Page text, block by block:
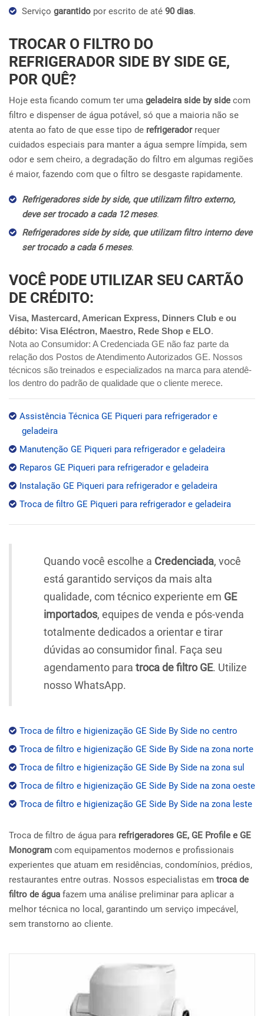
Serviço garantido por escrito de até 90 dias.
TROCAR O FILTRO DO
REFRIGERADOR SIDE BY SIDE GE,
POR QUÊ?
Hoje esta ficando comum ter uma geladeira side by side com
filtro e dispenser de água potável, só que a maioria não se
atenta ao fato de que esse tipo de refrigeradorrequer
cuidados especiais para manter a água sempre límpida, sem
odor e sem cheiro, a degradação do filtro em algumas regiões
é maior, fazendo com que o filtro se desgaste rapidamente.
Refrigeradores side by side, que utilizam filtro externo,
deve ser trocado a cada 12 meses.
Refrigeradores side by side, que utilizam filtro interno deve
ser trocado a cada 6 meses.
VOCÊ PODE UTILIZAR SEU CARTÃO
DE CRÉDITO:
Visa, Mastercard, American Express, Dinners Club e ou
débito: Visa Eléctron, Maestro, Rede Shop e ELO.
Nota ao Consumidor: A Credenciada GE não faz parte da
relação dos Postos de Atendimento Autorizados GE. Nossos
técnicos são treinados e especializados na marca para atendê-
los dentro do padrão de qualidade que o cliente merece.
Assistência Técnica GE Piqueri para refrigerador e
geladeira
Manutenção GE Piqueri para refrigerador e geladeira
Reparos GE Piqueri para refrigerador e geladeira
Instalação GE Piqueri para refrigerador e geladeira
Troca de filtro GE Piqueri para refrigerador e geladeira
Quando você escolhe a Credenciada, você
está garantido serviços da mais alta
qualidade, com técnico experiente em GE
importados, equipes de venda e pós-venda
totalmente dedicados a orientar e tirar
dúvidas ao consumidor final. Faça seu
agendamento para troca de filtro GE. Utilize
nosso WhatsApp.
Troca de filtro e higienização GE Side By Side no centro
Troca de filtro e higienização GE Side By Side na zona norte
Troca de filtro e higienização GE Side By Side na zona sul
Troca de filtro e higienização GE Side By Side na zona oeste
Troca de filtro e higienização GE Side By Side na zona leste
Troca de filtro de água para refrigeradores GE, GE Profile e GE
Monogram com equipamentos modernos e profissionais
experientes que atuam em residências, condomínios, prédios,
restaurantes entre outras. Nossos especialistas em troca de
filtro de água fazem uma análise preliminar para aplicar a
melhor técnica no local, garantindo um serviço impecável,
sem transtorno ao cliente.